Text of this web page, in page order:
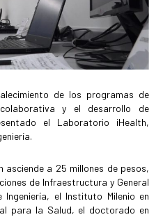
de los programas de
y el desarrollo de
el Laboratorio iHealth,
asciende a 25 millones de pesos,
de Infraestructura y General
Ingeniería, el Instituto Milenio en
para la Salud, el doctorado en